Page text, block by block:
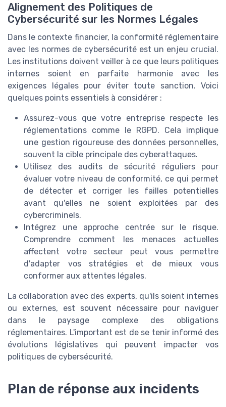
Alignement des Politiques de
Cybersécurité sur les Normes Légales
Dans le contexte financier, la conformité réglementaire
avec les normes de cybersécurité est un enjeu crucial.
Les institutions doivent veiller à ce que leurs politiques
internes soient en parfaite harmonie avec les
exigences légales pour éviter toute sanction. Voici
quelques points essentiels à considérer :
Assurez-vous que votre entreprise respecte les
réglementations comme le RGPD. Cela implique
une gestion rigoureuse des données personnelles,
souvent la cible principale des cyberattaques.
Utilisez des audits de sécurité réguliers pour
évaluer votre niveau de conformité, ce qui permet
de détecter et corriger les failles potentielles
avant qu'elles ne soient exploitées par des
cybercriminels.
Intégrez une approche centrée sur le risque.
Comprendre comment les menaces actuelles
affectent votre secteur peut vous permettre
d'adapter vos stratégies et de mieux vous
conformer aux attentes légales.
La collaboration avec des experts, qu'ils soient internes
ou externes, est souvent nécessaire pour naviguer
dans le paysage complexe des obligations
réglementaires. L'important est de se tenir informé des
évolutions législatives qui peuvent impacter vos
politiques de cybersécurité.
Plan de réponse aux incidents